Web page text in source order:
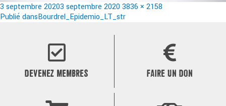
Publié
le
3 septembre 20203 septembre 2020Taille
réelle
3836 × 2158
Navigation
Publié dansBourdrel_Epidemio_LT_str
DEVENEZ MEMBRES FAIRE UN DON